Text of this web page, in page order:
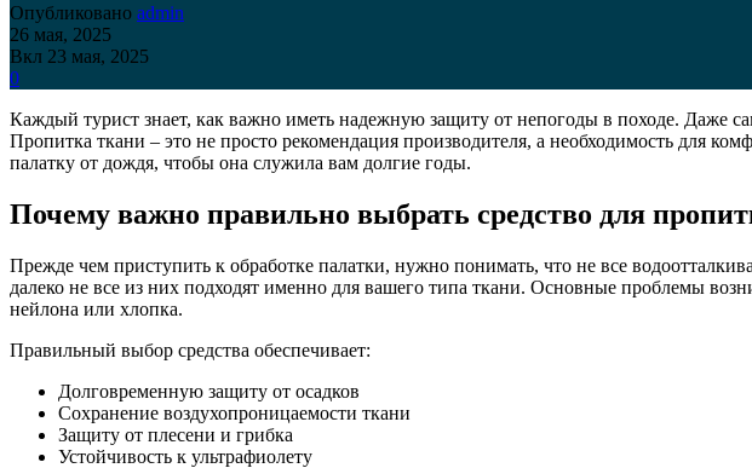
Опубликовано admin
26 мая, 2025
Вкл 23 мая, 2025
0
Каждый турист знает, как важно иметь надежную защиту от непогоды в походе. Даже
Пропитка ткани – это не просто рекомендация производителя, а необходимость для
палатку от дождя, чтобы она служила вам долгие годы.
Почему важно правильно выбрать средство для
Прежде чем приступить к обработке палатки, нужно понимать, что не все
далеко не все из них подходят именно для вашего типа ткани. Основные проблемы
нейлона или хлопка.
Правильный выбор средства обеспечивает:
Долговременную защиту от осадков
Сохранение воздухопроницаемости ткани
Защиту от плесени и грибка
Устойчивость к ультрафиолету